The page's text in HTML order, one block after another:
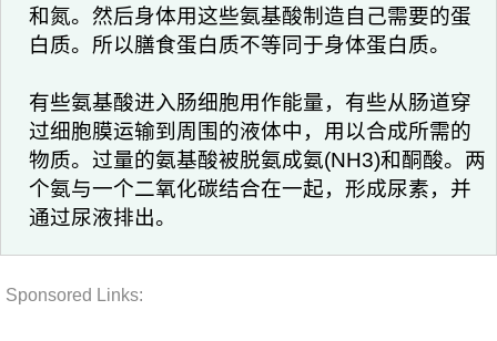
和氮。然后身体用这些氨基酸制造自己需要的蛋
白质。所以膳食蛋白质不等同于身体蛋白质。
有些氨基酸进入肠细胞用作能量，有些从肠道穿
过细胞膜运输到周围的液体中，用以合成所需的
物质。过量的氨基酸被脱氨成氨(NH3)和酮酸。两
个氨与一个二氧化碳结合在一起，形成尿素，并
通过尿液排出。
Sponsored Links: